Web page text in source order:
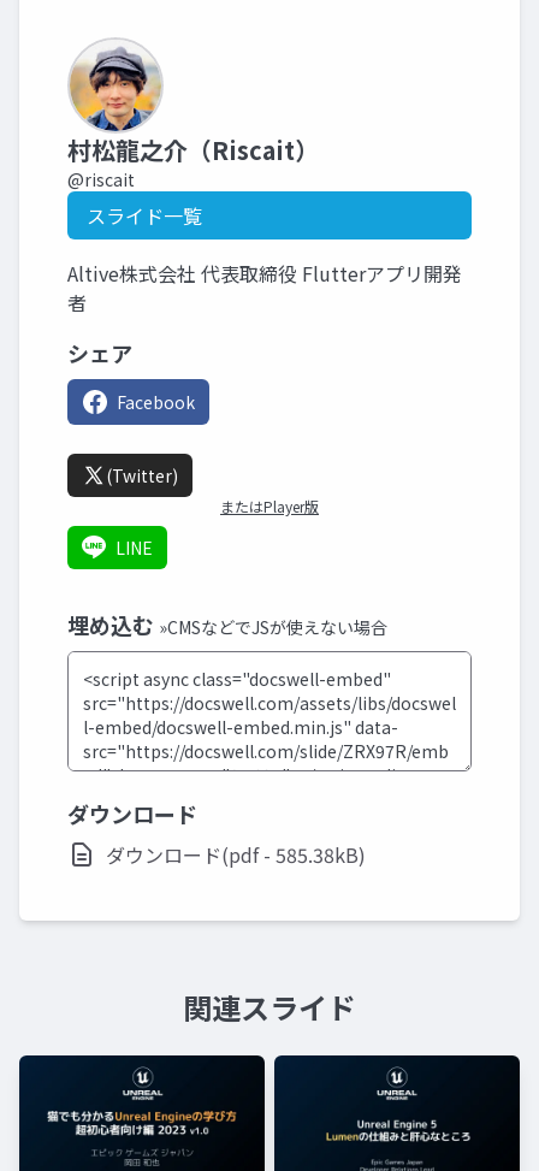
村松龍之介（Riscait）
@riscait
スライド一覧
Altive株式会社 代表取締役 Flutterアプリ開発
者
シェア
Facebook
(Twitter)
またはPlayer版
LINE
埋め込む »CMSなどでJSが使えない場合
ダウンロード
ダウンロード(pdf - 585.38kB)
関連スライド